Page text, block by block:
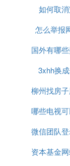
编辑总结：以
的注意事项就
【输入面积，
2. 找房子
随着信息时代
如何取
怎么举报
国外有哪
3xhh换
柳州找房
哪些电视
微信团队
何
资本基金